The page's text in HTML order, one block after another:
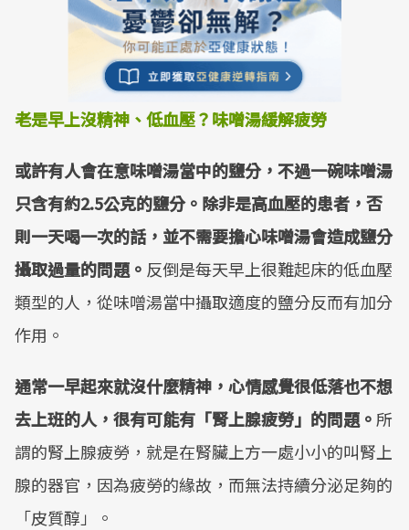
老是早上沒精神、低血壓？味噌湯緩解疲勞
或許有人會在意味噌湯當中的鹽分，不過一碗味噌湯
只含有約2.5公克的鹽分。除非是高血壓的患者，否
則一天喝一次的話，並不需要擔心味噌湯會造成鹽分
攝取過量的問題。 反倒是每天早上很難起床的低血壓
類型的人，從味噌湯當中攝取適度的鹽分反而有加分
作用。
通常一早起來就沒什麼精神，心情感覺很低落也不想
去上班的人，很有可能有「腎上腺疲勞」的問題。 所
謂的腎上腺疲勞，就是在腎臟上方一處小小的叫腎上
腺的器官，因為疲勞的緣故，而無法持續分泌足夠的
「皮質醇」。